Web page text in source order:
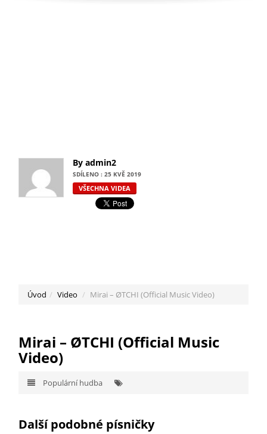
By admin2
SDÍLENO : 25 KVĚ 2019
VŠECHNA VIDEA
Úvod Video Mirai – ØTCHI (Official Music Video)
Mirai – ØTCHI (Official Music
Video)
Populární hudba
Další podobné písničky